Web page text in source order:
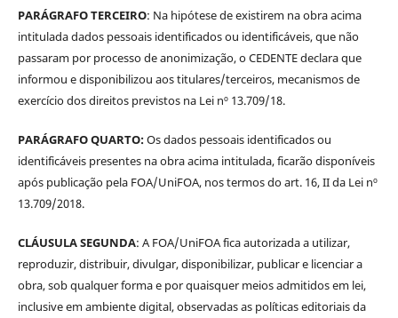
PARÁGRAFO TERCEIRO: Na hipótese de existirem na obra acima
intitulada dados pessoais identificados ou identificáveis, que não
passaram por processo de anonimização, o CEDENTE declara que
informou e disponibilizou aos titulares/terceiros, mecanismos de
exercício dos direitos previstos na Lei nº 13.709/18.
PARÁGRAFO QUARTO:Os dados pessoais identificados ou
identificáveis presentes na obra acima intitulada, ficarão disponíveis
após publicação pela FOA/UniFOA, nos termos do art. 16, II da Lei nº
13.709/2018.
CLÁUSULA SEGUNDA: A FOA/UniFOA fica autorizada a utilizar,
reproduzir, distribuir, divulgar, disponibilizar, publicar e licenciar a
obra, sob qualquer forma e por quaisquer meios admitidos em lei,
inclusive em ambiente digital, observadas as políticas editoriais da